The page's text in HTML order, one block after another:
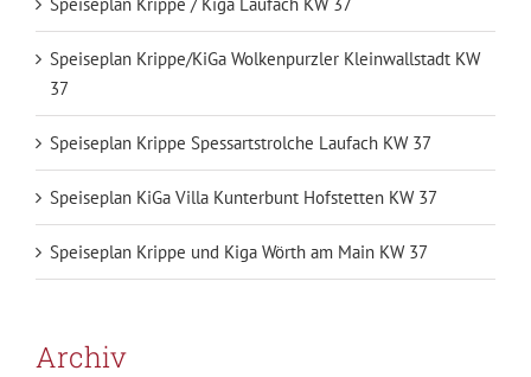
Speiseplan Krippe/KiGa Wolkenpurzler Kleinwallstadt KW
37
Speiseplan Krippe Spessartstrolche Laufach KW 37
Speiseplan KiGa Villa Kunterbunt Hofstetten KW 37
Speiseplan Krippe und Kiga Wörth am Main KW 37
Archiv